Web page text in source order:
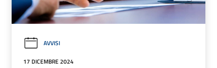
AVVISI
17 DICEMBRE 2024